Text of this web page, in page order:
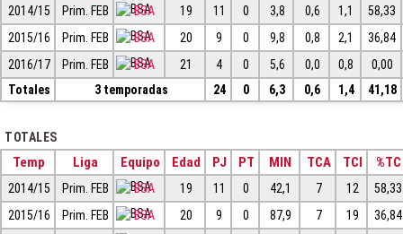
2014/15 Prim. FEB BSA 19 11 0 3,8 0,6 1,1
58,33
2015/16
Prim. FEB BSA 20 9 0 9,8 0,8 2,1
36,84
2016/17
Prim. FEB BSA 21 4 0 5,6 0,0 0,8
0,00
Totales
3 temporadas 24 0 6,3 0,6 1,4 41,18
TOTALES
Temp Liga Equipo Edad PJ PT MIN TCA TCI %TC
2014/15 Prim. FEB BSA 19 11 0 42,1 7 12
58,33
2015/16
Prim. FEB BSA 20 9 0 87,9 7 19
36,84